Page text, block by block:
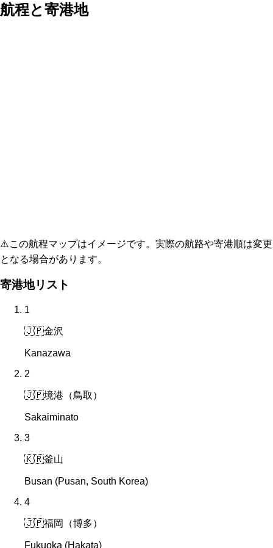
航程と寄港地
⚠️この航程マップはイメージです。実際の航路や寄港順は変更
となる場合があります。
寄港地リスト
1
🇯🇵金沢
Kanazawa
2
🇯🇵境港（鳥取）
Sakaiminato
3
🇰🇷釜山
Busan (Pusan, South Korea)
4
🇯🇵福岡（博多）
Fukuoka (Hakata)